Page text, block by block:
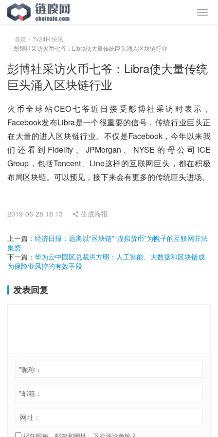
首页
7x24H 快讯
彭博社采访火币七爷：Libra使大量传统巨头涌入区块链行业
彭博社采访火币七爷：Libra使大量传统
巨头涌入区块链行业
火币全球站CEO七爷近日接受彭博社采访时表示，
Facebook发布Libra是一个很重要的信号，传统行业巨头正
在大量的进入区块链行业。不仅是Facebook，今年以来我
们还看到Fidelity、JPMorgan、NYSE的母公司ICE
Group，包括Tencent、Line这样的互联网巨头，都在积极
布局区块链。可以预见，接下来会有更多的传统巨头进场。
2019-06-28 18:13 生成海报
上一篇： 经济日报：远离以“区块链”“虚拟货币”为幌子的互联网非法
集资
下一篇： 华为云中国区总裁洪方明：人工智能、大数据和区块链成
为保险业风控的有效手段
发表回复
*昵称：
*邮箱：
网址：